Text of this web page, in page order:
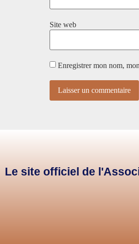
Site web
Enregistrer mon nom,
Le site officiel de